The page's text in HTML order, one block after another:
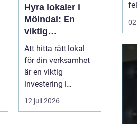
Hyra lokaler i
Mölndal: En
viktig
investering i
framtiden
Att hitta rätt lokal
för din verksamhet
är en viktig
investering i
framtiden, oavsett...
12 juli 2026